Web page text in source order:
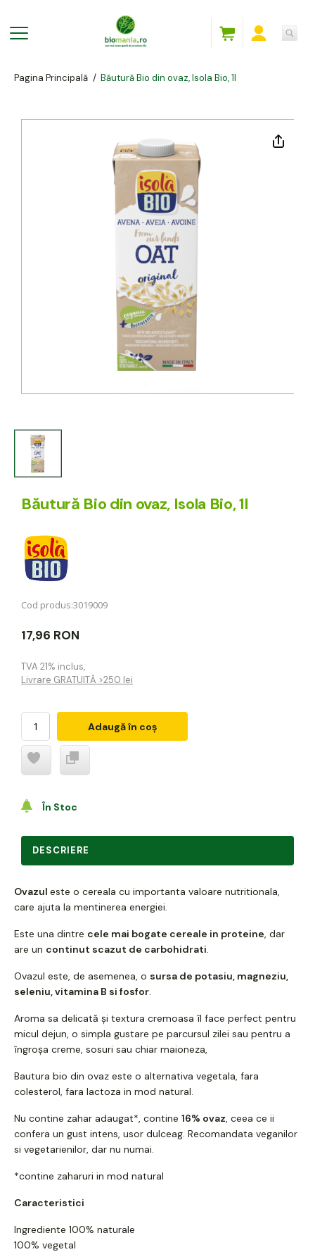
Pagina Principală / Băutură Bio din ovaz, Isola Bio, 1l
Băutură Bio din ovaz, Isola Bio, 1l
Cod produs:3019009
17,96 RON
TVA 21% inclus,
Livrare GRATUITĂ >250 lei
Adaugă în coș
În Stoc
DESCRIERE
Ovazul este o cereala cu importanta valoare nutritionala,
care ajuta la mentinerea energiei.
Este una dintre cele mai bogate cereale in proteine, dar
are un continut scazut de carbohidrati.
Ovazul este, de asemenea, o sursa de potasiu, magneziu,
seleniu, vitamina B si fosfor.
Aroma sa delicată și textura cremoasa îl face perfect pentru
micul dejun, o simpla gustare pe parcursul zilei sau pentru a
îngroșa creme, sosuri sau chiar maioneza,
Bautura bio din ovaz este o alternativa vegetala, fara
colesterol, fara lactoza in mod natural.
Nu contine zahar adaugat*, contine 16% ovaz, ceea ce ii
confera un gust intens, usor dulceag. Recomandata veganilor
si vegetarienilor, dar nu numai.
*contine zaharuri in mod natural
Caracteristici
Ingrediente 100% naturale
100% vegetal